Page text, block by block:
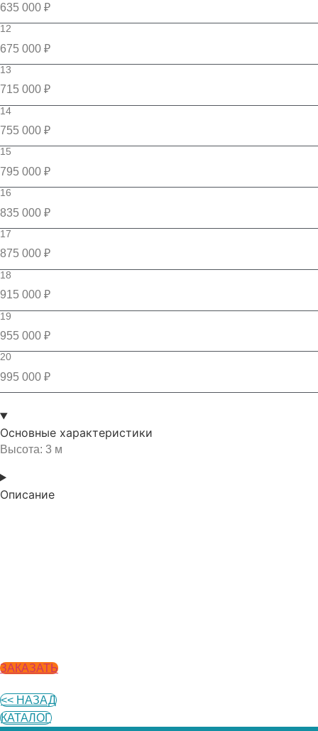
635 000 ₽
12
675 000 ₽
13
715 000 ₽
14
755 000 ₽
15
795 000 ₽
16
835 000 ₽
17
875 000 ₽
18
915 000 ₽
19
955 000 ₽
20
995 000 ₽
Основные характеристики
Высота: 3 м
Описание
ЗАКАЗАТЬ
<< НАЗАД
КАТАЛОГ